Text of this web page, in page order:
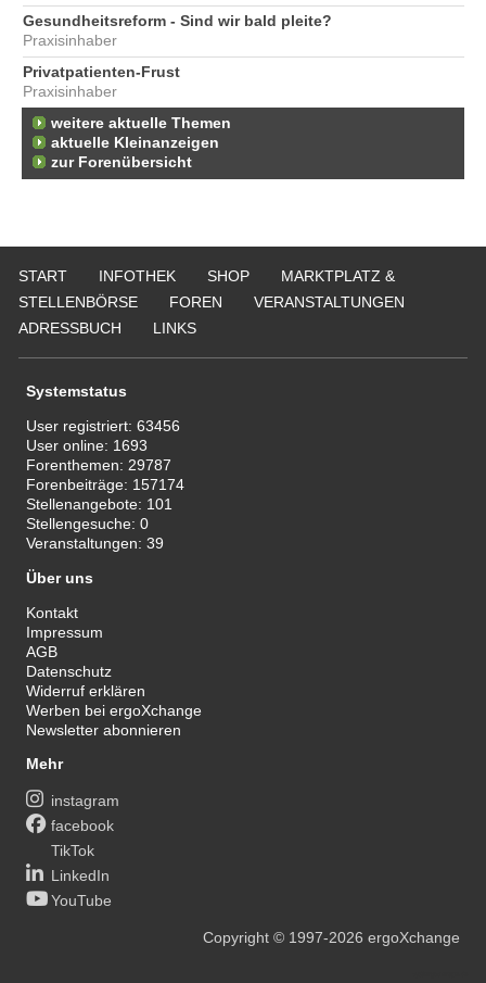
Gesundheitsreform - Sind wir bald pleite?
Praxisinhaber
Privatpatienten-Frust
Praxisinhaber
weitere aktuelle Themen
aktuelle Kleinanzeigen
zur Forenübersicht
START INFOTHEK SHOP
MARKTPLATZ &
STELLENBÖRSE
FOREN
VERANSTALTUNGEN
ADRESSBUCH
LINKS
Systemstatus
User registriert:63456
User online: 1693
Forenthemen: 29787
Forenbeiträge: 157174
Stellenangebote: 101
Stellengesuche:0
Veranstaltungen:39
Über uns
Kontakt
Impressum
AGB
Datenschutz
Widerruf erklären
Werben bei ergoXchange
Newsletter abonnieren
Mehr
instagram
facebook
TikTok
LinkedIn
YouTube
Copyright© 1997-2026 ergoXchange